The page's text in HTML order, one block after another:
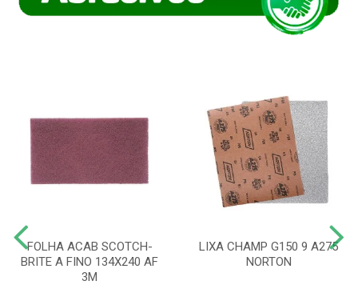
FOLHA ACAB SCOTCH-
BRITE A FINO 134X240 AF
3M
LIXA CHAMP G150 9 A275
NORTON